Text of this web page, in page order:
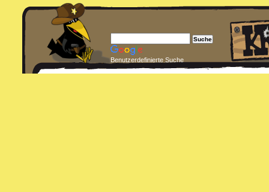
Benutzerdefinierte Suche